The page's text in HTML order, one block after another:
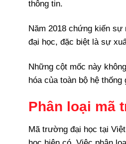
thông tin.
Năm 2018 chứng kiến
đại học, đặc biệt là sự
Những cột mốc này
hóa của toàn bộ hệ
Phân loại mã
Mã trường đại học tại